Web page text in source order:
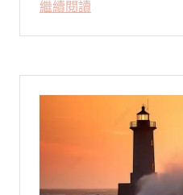
繼續閱讀